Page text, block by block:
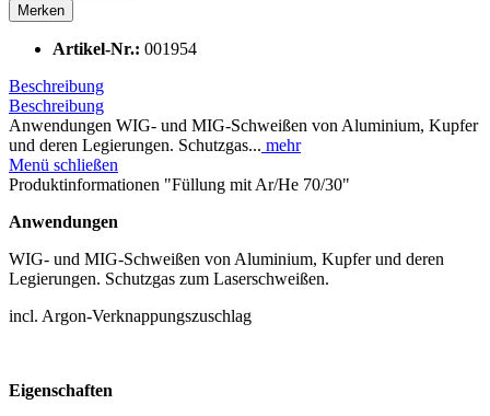
Merken
Artikel-Nr.: 001954
Beschreibung
Beschreibung
Anwendungen WIG- und MIG-Schweißen von Aluminium, Kupfer
und deren Legierungen. Schutzgas... mehr
Menü schließen
Produktinformationen "Füllung mit Ar/He 70/30"
Anwendungen
WIG- und MIG-Schweißen von Aluminium, Kupfer und deren
Legierungen. Schutzgas zum Laserschweißen.
incl. Argon-Verknappungszuschlag
Eigenschaften